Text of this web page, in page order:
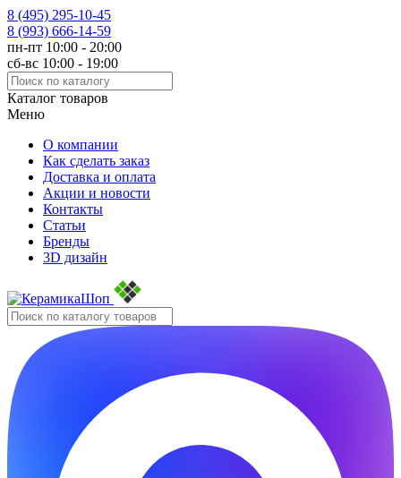
8 (495) 295-10-45
8 (993) 666-14-59
пн-пт 10:00 - 20:00
сб-вс 10:00 - 19:00
Каталог товаров
Меню
О компании
Как сделать заказ
Доставка и оплата
Акции и новости
Контакты
Статьи
Бренды
3D дизайн